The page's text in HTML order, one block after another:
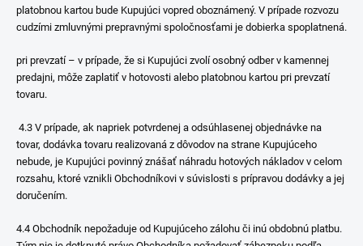
platobnou kartou bude Kupujúci vopred oboznámený. V prípade rozvozu
cudzími zmluvnými prepravnými spoločnosťami je dobierka spoplatnená.
pri prevzatí – v prípade, že si Kupujúci zvolí osobný odber v kamennej
predajni, môže zaplatiť v hotovosti alebo platobnou kartou pri prevzatí
tovaru.
4.3 V prípade, ak napriek potvrdenej a odsúhlasenej objednávke na
tovar, dodávka tovaru realizovaná z dôvodov na strane Kupujúceho
nebude, je Kupujúci povinný znášať náhradu hotových nákladov v celom
rozsahu, ktoré vznikli Obchodníkovi v súvislosti s prípravou dodávky a jej
doručením.
4.4 Obchodník nepožaduje od Kupujúceho zálohu či inú obdobnú platbu.